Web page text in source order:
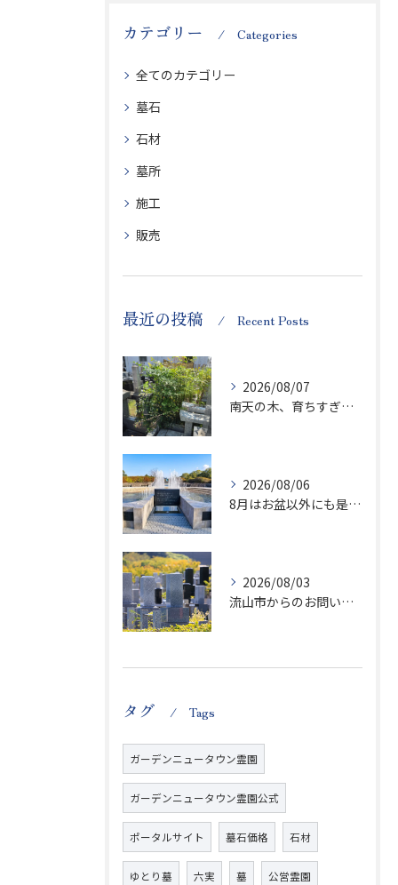
カテゴリー Categories
全てのカテゴリー
墓石
石材
墓所
施工
販売
最近の投稿 Recent Posts
2026/08/07
南天の木、育ちすぎます…笑
2026/08/06
8月はお盆以外にも是非ご供養の気持ちを！
2026/08/03
流山市からのお問い合わせが急増中です、かなり悪質な業者さんとお寺さんらしいです
タグ Tags
ガーデンニュータウン霊園
ガーデンニュータウン霊園公式
ポータルサイト 墓石価格 石材
ゆとり墓 六実 墓 公営霊園